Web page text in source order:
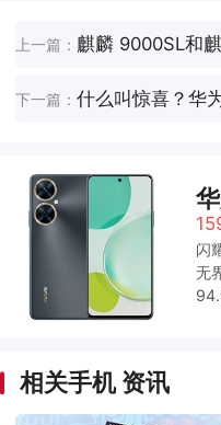
上一篇： 麒麟 9000SL和
下一篇：什么叫惊喜？华为
闪
无
相关手机 资讯